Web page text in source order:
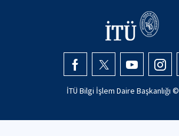
İTÜ Bilgi İşlem Daire Başkanlığı ©